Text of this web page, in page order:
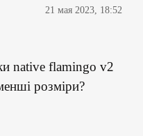
21 мая 2023, 18:52
native flamingo v2
розміри?